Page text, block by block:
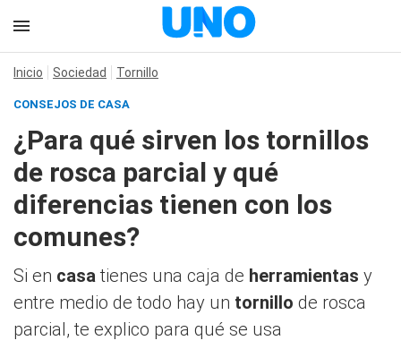
Inicio Sociedad Tornillo
CONSEJOS DE CASA
¿Para qué sirven los tornillos
de rosca parcial y qué
diferencias tienen con los
comunes?
Si en casa tienes una caja de herramientas y
entre medio de todo hay un tornillo de rosca
parcial, te explico para qué se usa